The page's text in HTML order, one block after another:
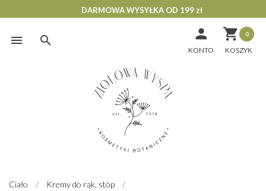
Skip
DARMOWA WYSYŁKA OD 199 zł
 0

KONTO
Ciało / Kremy do rąk, stóp
/